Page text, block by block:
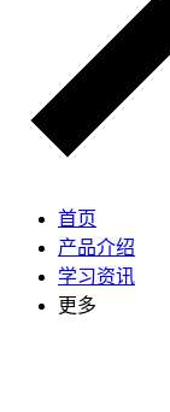
首页
产品介绍
学习资讯
更多